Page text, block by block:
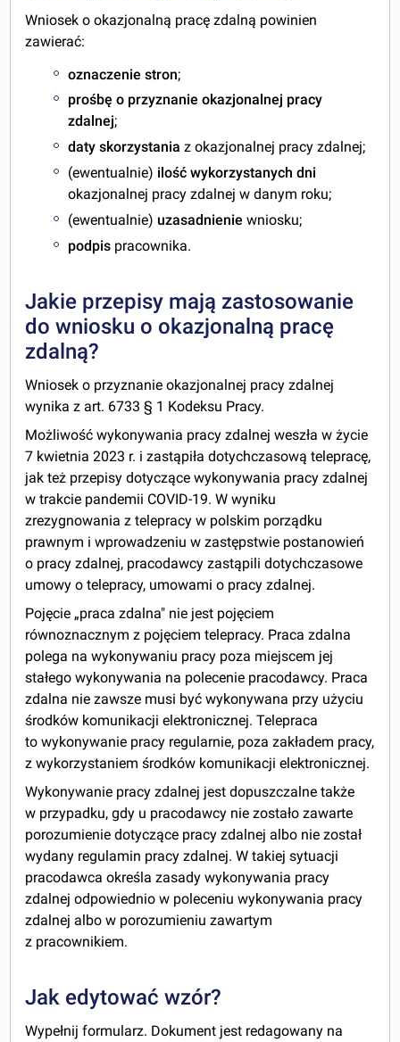
Wniosek o okazjonalną pracę zdalną powinien
zawierać:
oznaczenie stron;
prośbę o przyznanie okazjonalnej pracy
zdalnej;
daty skorzystaniaz okazjonalnej pracy zdalnej;
(ewentualnie) ilość wykorzystanych dni
okazjonalnej pracy zdalnej w danym roku;
(ewentualnie) uzasadnienie wniosku;
podpis pracownika.
Jakie przepisy mają zastosowanie
do wniosku o okazjonalną pracę
zdalną?
Wniosek o przyznanie okazjonalnej pracy zdalnej
wynika z art. 6733 § 1 Kodeksu Pracy.
Możliwość wykonywania pracy zdalnej weszła w życie
7 kwietnia 2023 r. i zastąpiła dotychczasową telepracę,
jak też przepisy dotyczące wykonywania pracy zdalnej
w trakcie pandemii COVID-19. W wyniku
zrezygnowania z telepracy w polskim porządku
prawnym i wprowadzeniu w zastępstwie postanowień
o pracy zdalnej, pracodawcy zastąpili dotychczasowe
umowy o telepracy, umowami o pracy zdalnej.
Pojęcie „praca zdalna" nie jest pojęciem
równoznacznym z pojęciem telepracy. Praca zdalna
polega na wykonywaniu pracy poza miejscem jej
stałego wykonywania na polecenie pracodawcy. Praca
zdalna nie zawsze musi być wykonywana przy użyciu
środków komunikacji elektronicznej. Telepraca
to wykonywanie pracy regularnie, poza zakładem pracy,
z wykorzystaniem środków komunikacji elektronicznej.
Wykonywanie pracy zdalnej jest dopuszczalne także
w przypadku, gdy u pracodawcy nie zostało zawarte
porozumienie dotyczące pracy zdalnej albo nie został
wydany regulamin pracy zdalnej. W takiej sytuacji
pracodawca określa zasady wykonywania pracy
zdalnej odpowiednio w poleceniu wykonywania pracy
zdalnej albo w porozumieniu zawartym
z pracownikiem.
Jak edytować wzór?
Wypełnij formularz. Dokument jest redagowany na